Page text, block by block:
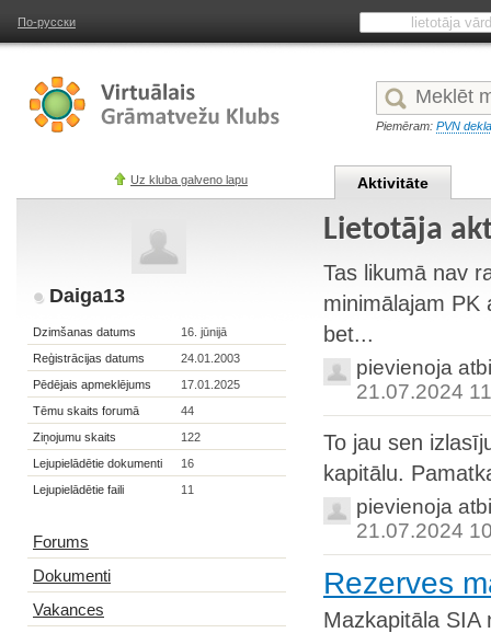
По-русски
Piemēram: PVN
Uz kluba galveno lapu Aktivitāte
Daiga13
Dzimšanas datums
16. jūnijā
Reģistrācijas datums
24.01.2003
Pēdējais apmeklējums
17.01.2025
Tēmu skaits forumā
44
Ziņojumu skaits
122
Lejupielādētie dokumenti
16
Lejupielādētie faili
11
Forums
Dokumenti
Vakances
Lietotāja
Tas likumā nav
minimālajam PK
bet...
pievienoja
21.07.2024
To jau sen
kapitālu.
pievienoja
21.07.2024
Rezerves
Mazkapitāla SIA